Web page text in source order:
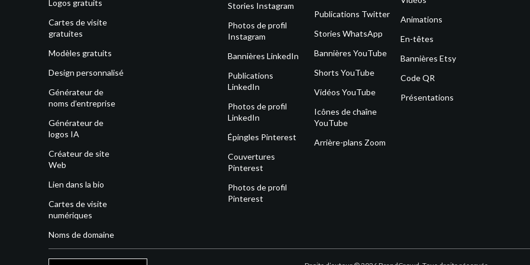
Logos gratuits
Cartes de visite
gratuites
Modèles gratuits
Design personnalisé
Générateur de
noms d’entreprise
Générateur de
logos IA
Créateur de site
Web
Lien dans la bio
Cartes de visite
numériques
Noms de domaine
Stories Instagram
Photos de profil
Instagram
Bannières LinkedIn
Publications
LinkedIn
Photos de profil
LinkedIn
Épingles Pinterest
Couvertures
Pinterest
Photos de profil
Pinterest
Publications Twitter
Stories WhatsApp
Bannières YouTube
Shorts YouTube
Vidéos YouTube
Icônes de chaîne
YouTube
Arrière-plans Zoom
Animations
En-têtes
Bannières Etsy
Code QR
Présentations